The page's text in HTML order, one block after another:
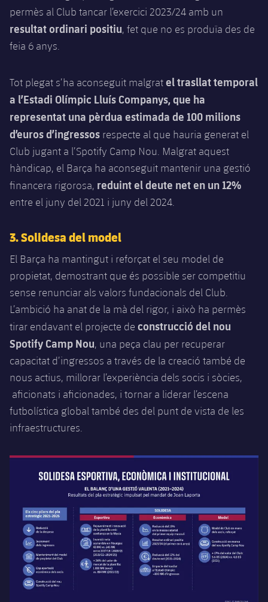
permès al Club tancar l’exercici 2023/24 amb un
resultat ordinari positiu, fet que no es produïa des de
feia 6 anys.
Tot plegat s’ha aconseguit malgratel trasllat temporal
a l’Estadi Olímpic Lluís Companys, que ha
representat una pèrdua estimada de 100 milions
d’euros d’ingressos respecte al que hauria generat el
Club jugant a l’Spotify Camp Nou. Malgrat aquest
hàndicap, el Barça ha aconseguit mantenir una gestió
financera rigorosa, reduint el deute net en un 12%
entre el juny del 2021 i juny del 2024.
3. Solidesa del model
El Barça ha mantingut i reforçat el seu model de
propietat, demostrant que és possible ser competitiu
sense renunciar als valors fundacionals del Club.
L’ambició ha anat de la mà del rigor, i això ha permès
tirar endavant el projecte de construcció del nou
Spotify Camp Nou, una peça clau per recuperar
capacitat d’ingressos a través de la creació també de
nous actius, millorar l’experiència dels socis i sòcies,
aficionats i aficionades, i tornar a liderar l’escena
futbolística global també des del punt de vista de les
infraestructures.